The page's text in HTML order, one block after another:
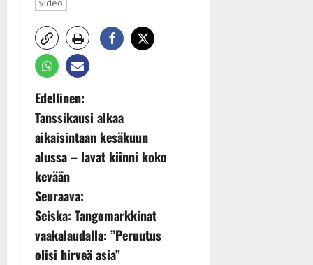
video
P
o
s
t
n
a
Edellinen:
Tanssikausi alkaa
aikaisintaan kesäkuun
alussa – lavat kiinni koko
kevään
Seuraava:
Seiska: Tangomarkkinat
vaakalaudalla: ”Peruutus
olisi hirveä asia”